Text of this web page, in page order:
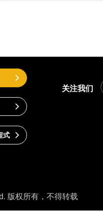
式
关注我们
版权所有，不得转载